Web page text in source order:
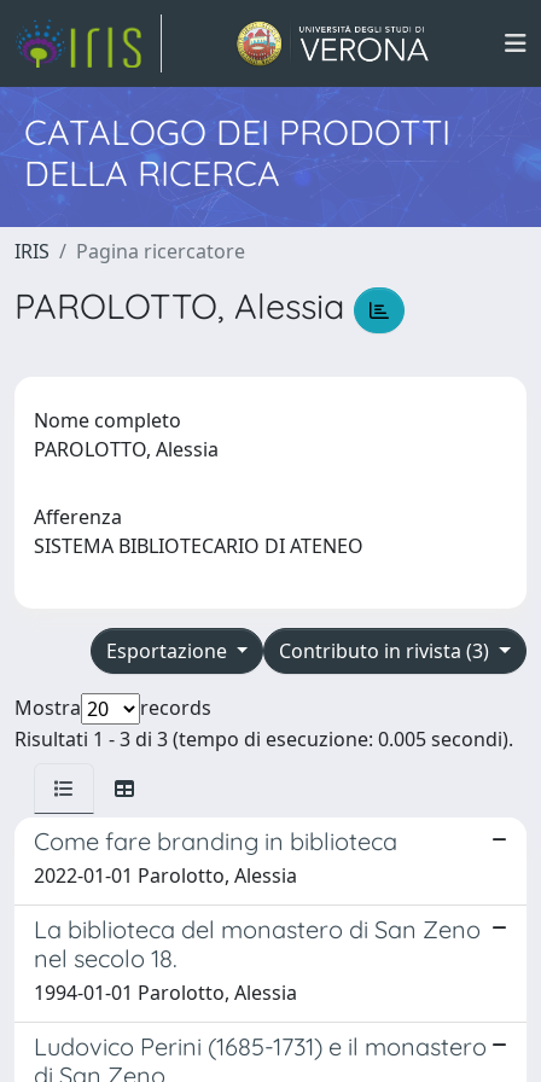
CATALOGO DEI PRODOTTI
DELLA RICERCA
IRIS Pagina ricercatore
PAROLOTTO, Alessia
Nome completo
PAROLOTTO, Alessia
Afferenza
SISTEMA BIBLIOTECARIO DI ATENEO
Contributo in rivista (3)
Esportazione
Mostra
records
Risultati 1 - 3 di 3 (tempo di esecuzione: 0.005 secondi).
Come fare branding in biblioteca
2022-01-01 Parolotto, Alessia
La biblioteca del monastero di San Zeno
nel secolo 18.
1994-01-01 Parolotto, Alessia
Ludovico Perini (1685-1731) e il monastero
di San Zeno